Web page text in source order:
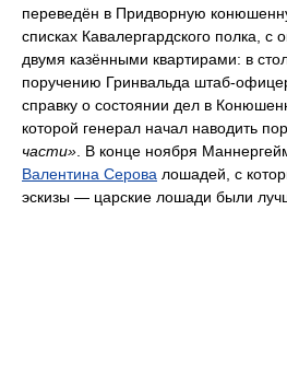
переведён в Придворную
списках Кавалергардского полка, с
двумя казёнными квартирами: в
поручению Гринвальда штаб-
справку о состоянии дел в
которой генерал начал наводить
части» . В конце ноября
Валентина Серова лошадей, с
эскизы — царские лошади были